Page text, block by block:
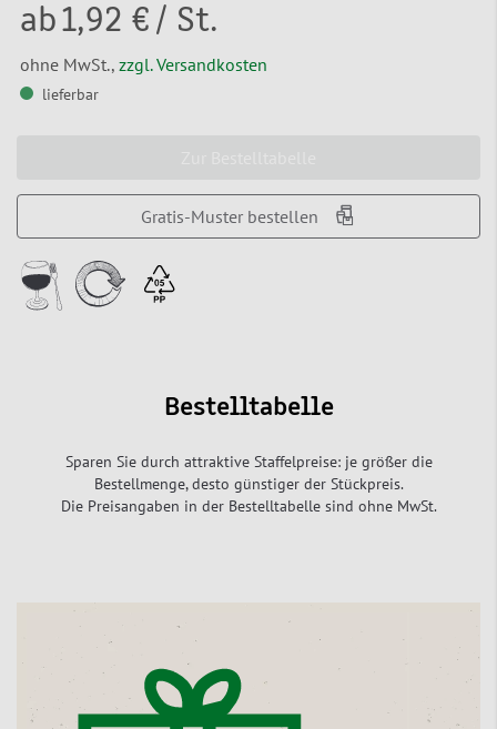
ab1,92 € / St.
ohne MwSt., zzgl. Versandkosten
lieferbar
Gratis-Muster bestellen
Bestelltabelle
Sparen Sie durch attraktive Staffelpreise: je größer die
Bestellmenge, desto günstiger der Stückpreis.
Die Preisangaben in der Bestelltabelle sind ohne MwSt.